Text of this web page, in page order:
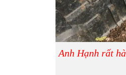
Anh Hạnh rất